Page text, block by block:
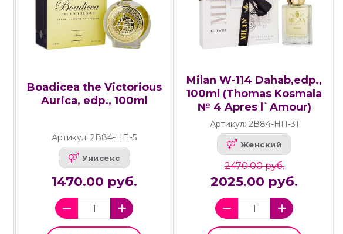
Boadicea the Victorious
Aurica, edp., 100ml
Артикул: 2В84-НП-5
Унисекс
1470.00 руб.
Milan W-114 Dahab,edp.,
100ml (Thomas Kosmala
№ 4 Apres l`Amour)
Артикул: 2В84-НП-31
Женский
2470.00 руб.
2025.00 руб.